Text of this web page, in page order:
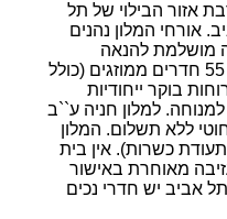
אזור הבילוי של תל
אורחי המלון נהנים
מושלמת להנאה
והרגעות. במלון מלודי תל אביב 55 חדרים ממוזגים (כולל
בוקר ייחודיות
למנוחה. למלון חניה ע``ב
ללא תשלום. המלון
כשרות). אין בית
פינוי בשבת עד 12:00, עזיבה מאוחרת באישור
אביב יש חדרי נכים